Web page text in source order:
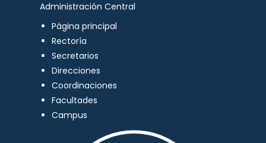
Administración Central
Página principal
Rectoría
Secretarios
Direcciones
Coordinaciones
Facultades
Campus